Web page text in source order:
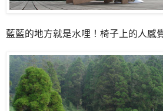
藍藍的地方就是水哩！椅子上的人感